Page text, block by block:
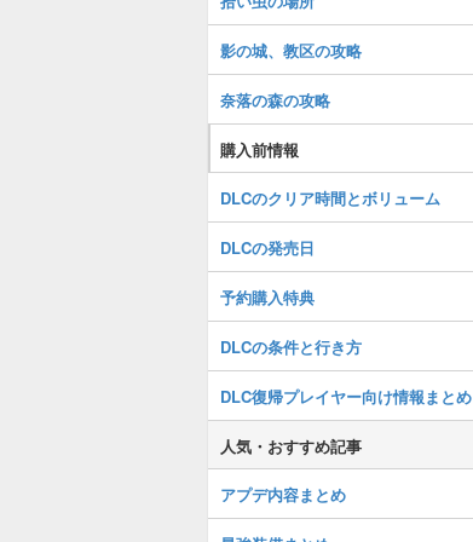
影の城、教区の攻略
奈落の森の攻略
購入前情報
DLCのクリア時間とボリューム
DLCの発売日
予約購入特典
DLCの条件と行き方
DLC復帰プレイヤー向け情報まとめ
人気・おすすめ記事
アプデ内容まとめ